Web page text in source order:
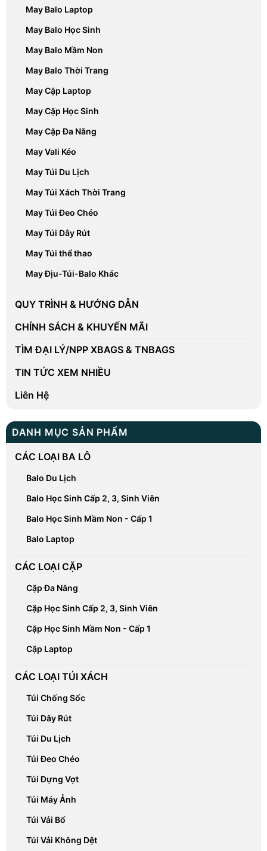
May Balo Laptop
May Balo Học Sinh
May Balo Mầm Non
May Balo Thời Trang
May Cặp Laptop
May Cặp Học Sinh
May Cặp Đa Năng
May Vali Kéo
May Túi Du Lịch
May Túi Xách Thời Trang
May Túi Đeo Chéo
May Túi Dây Rút
May Túi thể thao
May Địu-Túi-Balo Khác
QUY TRÌNH & HƯỚNG DẪN
CHÍNH SÁCH & KHUYẾN MÃI
TÌM ĐẠI LÝ/NPP XBAGS & TNBAGS
TIN TỨC XEM NHIỀU
Liên Hệ
DANH MỤC SẢN PHẨM
CÁC LOẠI BA LÔ
Balo Du Lịch
Balo Học Sinh Cấp 2, 3, Sinh Viên
Balo Học Sinh Mầm Non - Cấp 1
Balo Laptop
CÁC LOẠI CẶP
Cặp Đa Năng
Cặp Học Sinh Cấp 2, 3, Sinh Viên
Cặp Học Sinh Mầm Non - Cấp 1
Cặp Laptop
CÁC LOẠI TÚI XÁCH
Túi Chống Sốc
Túi Dây Rút
Túi Du Lịch
Túi Đeo Chéo
Túi Đựng Vợt
Túi Máy Ảnh
Túi Vải Bố
Túi Vải Không Dệt